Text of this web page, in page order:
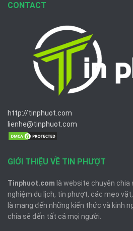
CONTACT
http://tinphuot.com
lienhe@tinphuot.com
GIỚI THIỆU VỀ TIN PHƯỢT
Tinphuot.com là website chuyên chia
nghiệm du lịch, tin phượt, các mẹo
là mang đến những kiến thức và kinh
chia sẻ đến tất cả mọi người.